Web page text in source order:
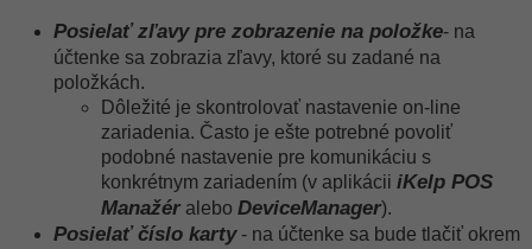
Posielať zľavy pre zobrazenie na položke- na
účtenke sa zobrazia zľavy, ktoré su zadané na
položkách.
Dôležité je skontrolovať nastavenie on-line
zariadenia. Často je ešte potrebné povoliť
podobné nastavenie pre komunikáciu s
konkrétnym zariadením (v aplikácii iKelp POS
Manažér alebo DeviceManager).
Posielať číslo karty- na účtenke sa bude tlačiť okrem